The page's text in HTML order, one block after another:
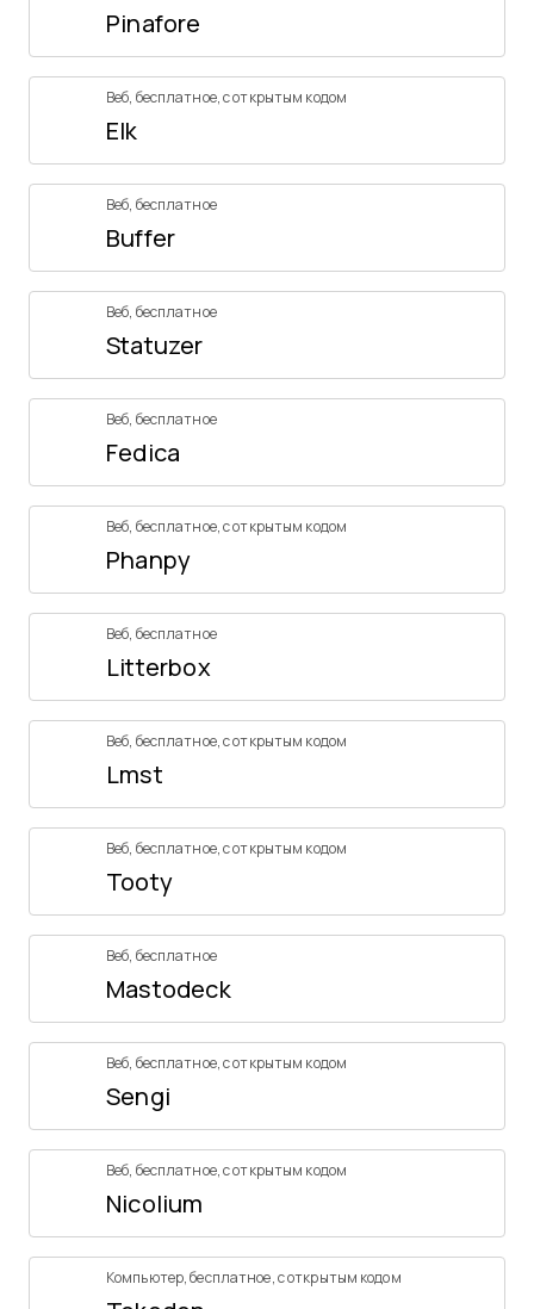
Pinafore
Веб, бесплатное,с открытым кодом
Elk
Веб, бесплатное
Buffer
Веб, бесплатное
Statuzer
Веб, бесплатное
Fedica
Веб, бесплатное,с открытым кодом
Phanpy
Веб, бесплатное
Litterbox
Веб, бесплатное,с открытым кодом
Lmst
Веб, бесплатное,с открытым кодом
Tooty
Веб, бесплатное
Mastodeck
Веб, бесплатное,с открытым кодом
Sengi
Веб, бесплатное,с открытым кодом
Nicolium
Компьютер,бесплатное,с открытым кодом